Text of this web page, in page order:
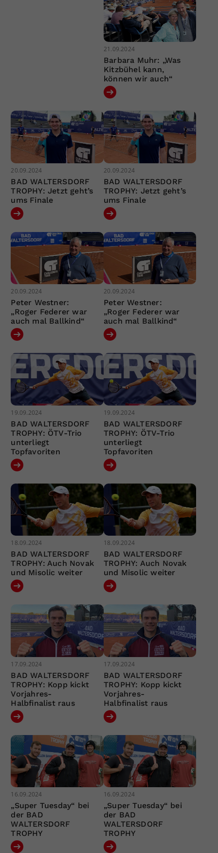
21.09.2024
Barbara Muhr: „Was
Kitzbühel kann,
können wir auch“
20.09.2024
BAD WALTERSDORF
TROPHY: Jetzt geht’s
ums Finale
20.09.2024
BAD WALTERSDORF
TROPHY: Jetzt geht’s
ums Finale
20.09.2024
Peter Westner:
„Roger Federer war
auch mal Ballkind“
20.09.2024
Peter Westner:
„Roger Federer war
auch mal Ballkind“
19.09.2024
BAD WALTERSDORF
TROPHY: ÖTV-Trio
unterliegt
Topfavoriten
19.09.2024
BAD WALTERSDORF
TROPHY: ÖTV-Trio
unterliegt
Topfavoriten
18.09.2024
BAD WALTERSDORF
TROPHY: Auch Novak
und Misolic weiter
18.09.2024
BAD WALTERSDORF
TROPHY: Auch Novak
und Misolic weiter
17.09.2024
BAD WALTERSDORF
TROPHY: Kopp kickt
Vorjahres-
Halbfinalist raus
17.09.2024
BAD WALTERSDORF
TROPHY: Kopp kickt
Vorjahres-
Halbfinalist raus
16.09.2024
„Super Tuesday“ bei
der BAD
WALTERSDORF
TROPHY
16.09.2024
„Super Tuesday“ bei
der BAD
WALTERSDORF
TROPHY